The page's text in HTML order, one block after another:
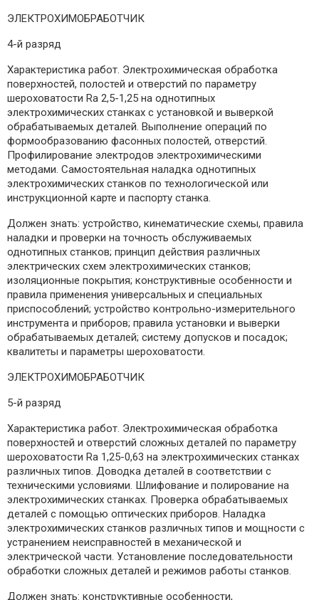
ЭЛЕКТРОХИМОБРАБОТЧИК
4-й разряд
Характеристика работ. Электрохимическая обработка
поверхностей, полостей и отверстий по параметру
шероховатости Rа 2,5-1,25 на однотипных
электрохимических станках с установкой и выверкой
обрабатываемых деталей. Выполнение операций по
формообразованию фасонных полостей, отверстий.
Профилирование электродов электрохимическими
методами. Самостоятельная наладка однотипных
электрохимических станков по технологической или
инструкционной карте и паспорту станка.
Должен знать: устройство, кинематические схемы, правила
наладки и проверки на точность обслуживаемых
однотипных станков; принцип действия различных
электрических схем электрохимических станков;
изоляционные покрытия; конструктивные особенности и
правила применения универсальных и специальных
приспособлений; устройство контрольно-измерительного
инструмента и приборов; правила установки и выверки
обрабатываемых деталей; систему допусков и посадок;
квалитеты и параметры шероховатости.
ЭЛЕКТРОХИМОБРАБОТЧИК
5-й разряд
Характеристика работ. Электрохимическая обработка
поверхностей и отверстий сложных деталей по параметру
шероховатости Rа 1,25-0,63 на электрохимических станках
различных типов. Доводка деталей в соответствии с
техническими условиями. Шлифование и полирование на
электрохимических станках. Проверка обрабатываемых
деталей с помощью оптических приборов. Наладка
электрохимических станков различных типов и мощности с
устранением неисправностей в механической и
электрической части. Установление последовательности
обработки сложных деталей и режимов работы станков.
Должен знать: конструктивные особенности,